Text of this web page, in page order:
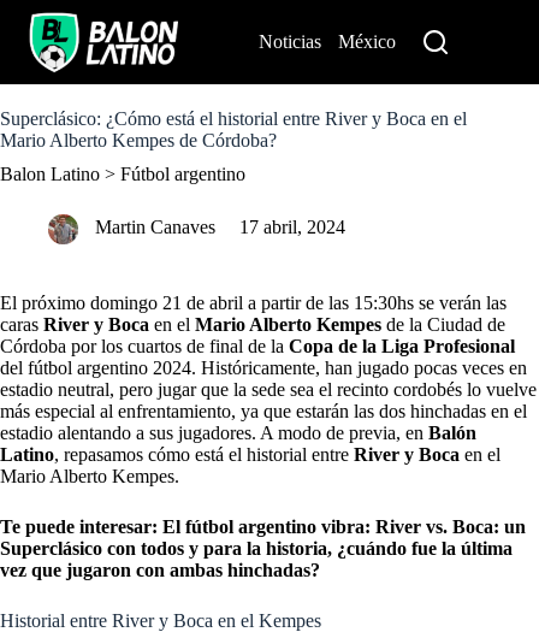
o
c
n
Noticias México
Superclásico: ¿Cómo está el historial entre River y Boca en el
Mario Alberto Kempes de Córdoba?
Balon Latino > Fútbol argentino
Martin Canaves 17 abril, 2024
El próximo domingo 21 de abril a partir de las 15:30hs se verán las
caras River y Boca en el Mario Alberto Kempes de la Ciudad de
Córdoba por los cuartos de final de la Copa de la Liga Profesional
del fútbol argentino 2024. Históricamente, han jugado pocas veces en
estadio neutral, pero jugar que la sede sea el recinto cordobés lo vuelve
más especial al enfrentamiento, ya que estarán las dos hinchadas en el
estadio alentando a sus jugadores. A modo de previa, en Balón
Latino, repasamos cómo está el historial entre River y Boca en el
Mario Alberto Kempes.
Te puede interesar: El fútbol argentino vibra: River vs. Boca: un
Superclásico con todos y para la historia, ¿cuándo fue la última
vez que jugaron con ambas hinchadas?
Historial entre River y Boca en el Kempes